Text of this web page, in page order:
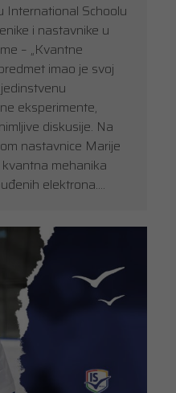
International Schoolu
i nastavnike u
– „Kvantne
imao je svoj
eksperimente,
diskusije. Na
nastavnice Marije
mehanika
elektrona.…